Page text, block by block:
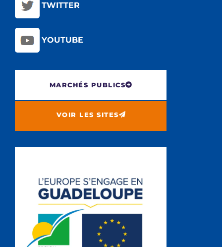
TWITTER
YOUTUBE
MARCHÉS PUBLICS
VOIR LES SITES